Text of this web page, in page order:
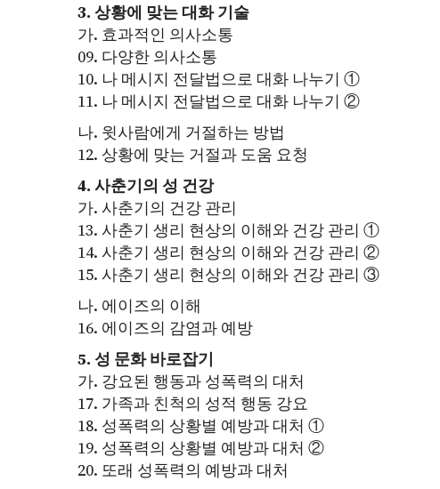
3. 상황에 맞는 대화 기술
가. 효과적인 의사소통
09. 다양한 의사소통
10. 나 메시지 전달법으로 대화 나누기 ①
11. 나 메시지 전달법으로 대화 나누기 ②
나. 윗사람에게 거절하는 방법
12. 상황에 맞는 거절과 도움 요청
4. 사춘기의 성 건강
가. 사춘기의 건강 관리
13. 사춘기 생리 현상의 이해와 건강 관리 ①
14. 사춘기 생리 현상의 이해와 건강 관리 ②
15. 사춘기 생리 현상의 이해와 건강 관리 ③
나. 에이즈의 이해
16. 에이즈의 감염과 예방
5. 성 문화 바로잡기
가. 강요된 행동과 성폭력의 대처
17. 가족과 친척의 성적 행동 강요
18. 성폭력의 상황별 예방과 대처 ①
19. 성폭력의 상황별 예방과 대처 ②
20. 또래 성폭력의 예방과 대처